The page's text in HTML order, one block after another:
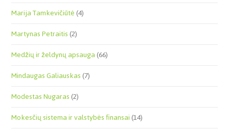
Marija Tamkevičiūtė(4)
Martynas Petraitis(2)
Medžių ir želdynų apsauga(66)
Mindaugas Galiauskas(7)
Modestas Nugaras(2)
Mokesčių sistema ir valstybės finansai(14)